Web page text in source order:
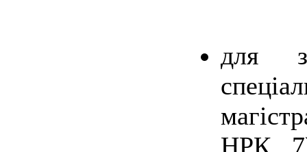
для
НРК